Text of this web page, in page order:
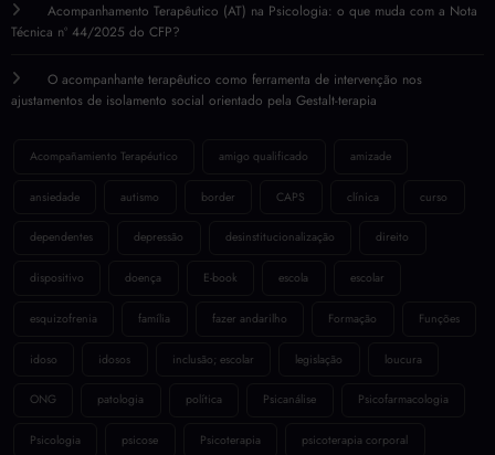
Acompanhamento Terapêutico (AT) na Psicologia: o que muda com a Nota
Técnica nº 44/2025 do CFP?
O acompanhante terapêutico como ferramenta de intervenção nos
ajustamentos de isolamento social orientado pela Gestalt-terapia
Acompañamiento Terapéutico amigo qualificado amizade
ansiedade autismo border CAPS clínica curso
dependentes depressão desinstitucionalização direito
dispositivo doença E-book escola escolar
esquizofrenia família fazer andarilho Formação Funções
idoso idosos inclusão; escolar legislação loucura
ONG patologia política Psicanálise Psicofarmacologia
Psicologia psicose Psicoterapia psicoterapia corporal